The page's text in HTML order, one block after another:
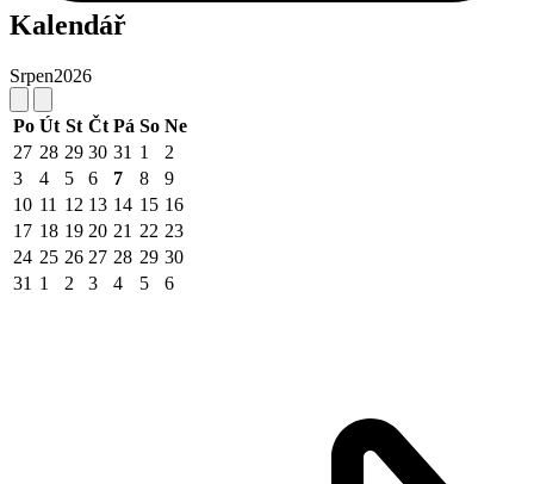
Kalendář
Srpen2026
Po Út St Čt Pá So Ne
27 28 29 30 31 1
2
3
4 5 6 7 8
9
10 11 12 13 14 15 16
17 18 19 20 21 22 23
24 25 26 27 28 29 30
31 1 2 3 4 5 6